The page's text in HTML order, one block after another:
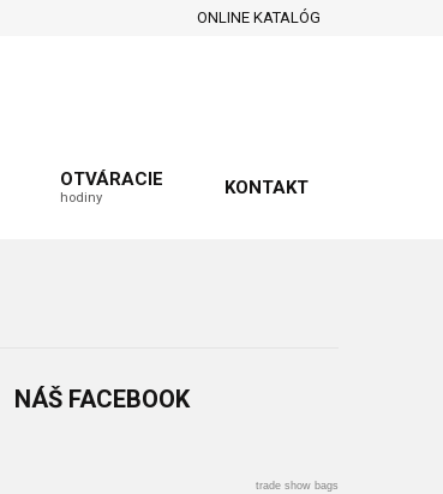
ONLINE KATALÓG
OTVÁRACIE
hodiny KONTAKT
NÁŠ FACEBOOK
trade show bags